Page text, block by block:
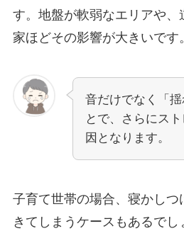
す。地盤が軟弱なエリアや、
家ほどその影響が大きいです。
音だけでなく「
とで、さらにス
因となります。
子育て世帯の場合、寝かしつ
きてしまうケースもあるでし